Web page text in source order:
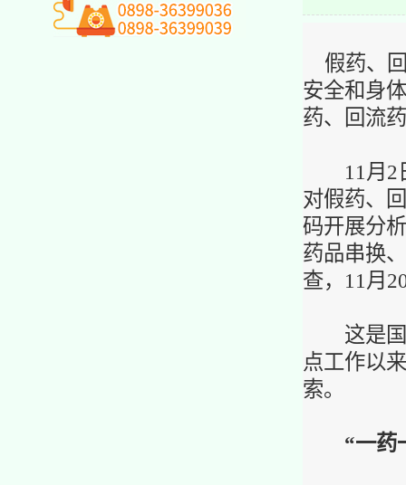
假药、回
安全和身
药、回流
11月2日
对假药、
码开展分
药品串换
查，11月
这是国
点工作以
索。
“一药